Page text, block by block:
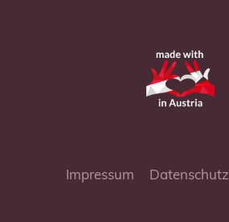
Impressum Datenschutz